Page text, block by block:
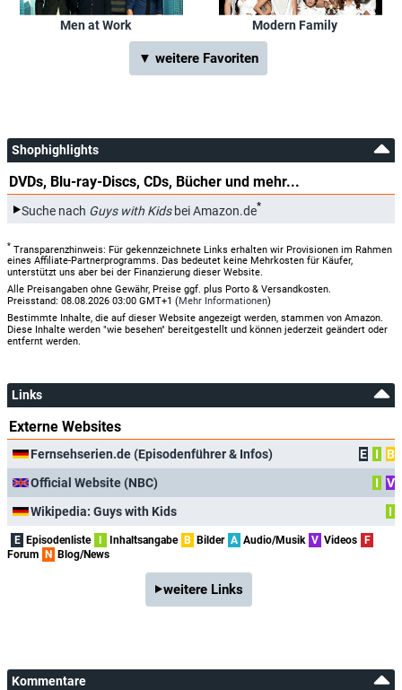
Men at Work Modern Family
▼ weitere Favoriten
Shophighlights
DVDs, Blu-ray-Discs, CDs, Bücher und mehr...
Suche nach Guys with Kidsbei Amazon.de*
* Transparenzhinweis: Für gekennzeichnete Links erhalten wir Provisionen im Rahmen
eines Affiliate-Partnerprogramms. Das bedeutet keine Mehrkosten für Käufer,
unterstützt uns aber bei der Finanzierung dieser Website.
Alle Preisangaben ohne Gewähr, Preise ggf. plus Porto & Versandkosten.
Preisstand: 08.08.2026 03:00 GMT+1 (Mehr Informationen)
Bestimmte Inhalte, die auf dieser Website angezeigt werden, stammen von Amazon.
Diese Inhalte werden "wie besehen" bereitgestellt und können jederzeit geändert oder
entfernt werden.
Links
Externe Websites
Fernsehserien.de (Episodenführer & Infos) E I
B
Official Website (NBC)
I
V
Wikipedia: Guys with Kids
I
E Episodenliste Inhaltsangabe B Bilder A Audio/Musik V Videos
F
Forum
N Blog/News
weitere Links
Kommentare